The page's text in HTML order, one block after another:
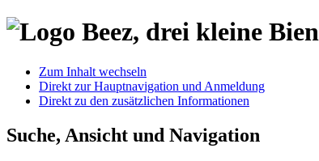
Zum Inhalt wechseln
Direkt zur Hauptnavigation und Anmeldung
Direkt zu den zusätzlichen Informationen
Suche, Ansicht und Navigation